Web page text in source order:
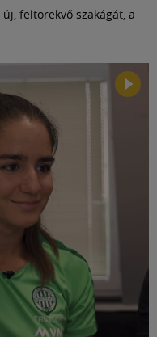
feltörekvő szakágát, a